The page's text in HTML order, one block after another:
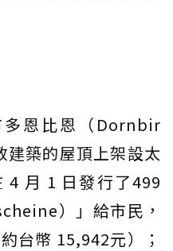
恩比恩（Dornbir
築的屋頂上架設太
4 月 1 日發行了499
）」給市民，
台幣 15,942元）；